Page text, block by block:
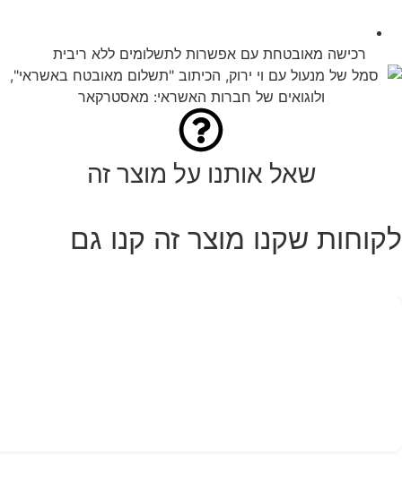
רכישה מאובטחת עם אפשרות לתשלומים ללא ריבית
שאל אותנו על מוצר זה
לקוחות שקנו מוצר זה קנו גם